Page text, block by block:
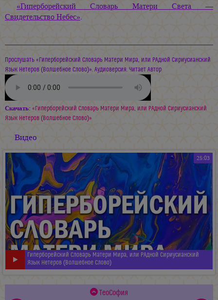
«Гиперборейский Словарь Матери Света —
Свидетельство Небес».
Прослушать «Гиперборейский Словарь Матери Мира, или РАдной Сириусианский
Язык Нетеров (Волшебное Слово)». Аудиоверсия. Читает Автор
Скачать: «Гиперборейский Словарь Матери Мира, или РАдной Сириусианский
Язык Нетеров (Волшебное Слово)»
Видео
25:03
Гиперборейский Словарь Матери Мира, или РАдной Сириусианский
Язык Нетеров (Волшебное Слово)
ТеоСофия